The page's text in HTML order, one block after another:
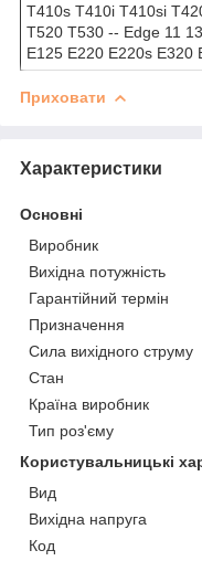
T410s T410i T410si
T520 T530 -- Edge 11
E125 E220 E220s E320
Приховати
Характеристики
Основні
Виробник
Вихідна потужність
Гарантійний термін
Призначення
Сила вихідного струму
Стан
Країна виробник
Тип роз'єму
Користувальницькі
Вид
Вихідна напруга
Код